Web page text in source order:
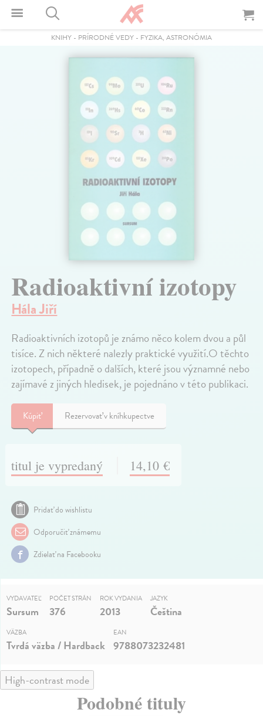
KNIHY - PRÍRODNÉ VEDY - FYZIKA, ASTRONÓMIA
Radioaktivní izotopy
Hála Jiří
Radioaktivních izotopů je známo něco kolem dvou a půl
tisíce. Z nich některé nalezly praktické využití.O těchto
izotopech, případně o dalších, které jsou významné nebo
zajímavé z jiných hledisek, je pojednáno v této publikaci.
Kúpiť Rezervovať v kníhkupectve
titul je vypredaný 14,10 €
Pridať do wishlistu
Odporučiť známemu
Zdielať na Facebooku
VYDAVATEĽ
Sursum
POČET STRÁN
376
ROK VYDANIA
2013
JAZYK
Čeština
VÄZBA
Tvrdá väzba / Hardback
EAN
9788073232481
High-contrast mode
Podobné tituly